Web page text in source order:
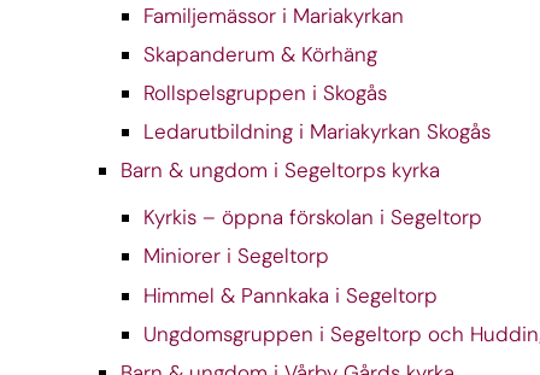
Familjemässor i Mariakyrkan
Skapanderum & Körhäng
Rollspelsgruppen i Skogås
Ledarutbildning i Mariakyrkan Skogås
Barn & ungdom i Segeltorps kyrka
Kyrkis – öppna förskolan i Segeltorp
Miniorer i Segeltorp
Himmel & Pannkaka i Segeltorp
Ungdomsgruppen i Segeltorp och